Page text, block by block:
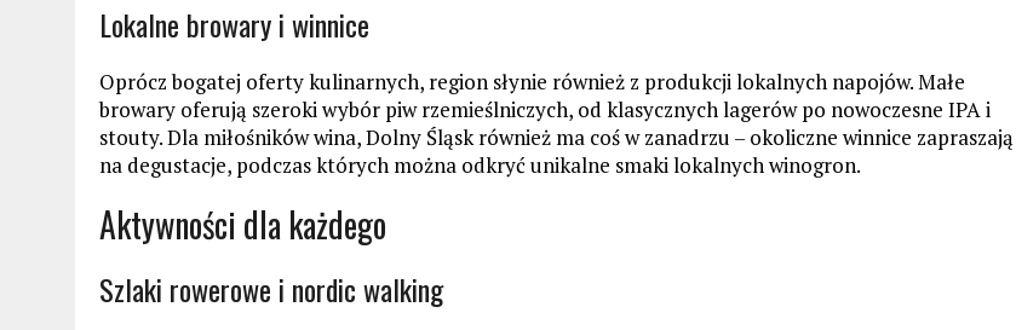
Lokalne browary i winnice
Oprócz bogatej oferty kulinarnych, region słynie również z produkcji lokalnych napojów. Małe
browary oferują szeroki wybór piw rzemieślniczych, od klasycznych lagerów po nowoczesne IPA i
stouty. Dla miłośników wina, Dolny Śląsk również ma coś w zanadrzu – okoliczne winnice zapraszają
na degustacje, podczas których można odkryć unikalne smaki lokalnych winogron.
Aktywności dla każdego
Szlaki rowerowe i nordic walking